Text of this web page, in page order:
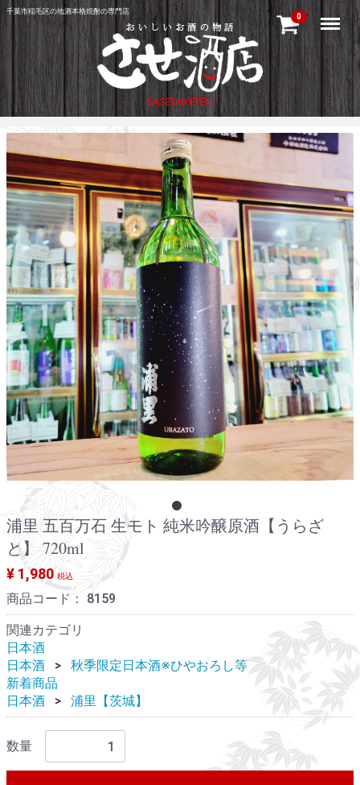
千葉市稲毛区の地酒本格焼酎の専門店
0 Menu
浦里 五百万石 生モト 純米吟醸原酒【うらざ
と】 720ml
¥ 1,980 税込
商品コード： 8159
関連カテゴリ
日本酒
日本酒
秋季限定日本酒※ひやおろし等
新着商品
日本酒
浦里【茨城】
数量